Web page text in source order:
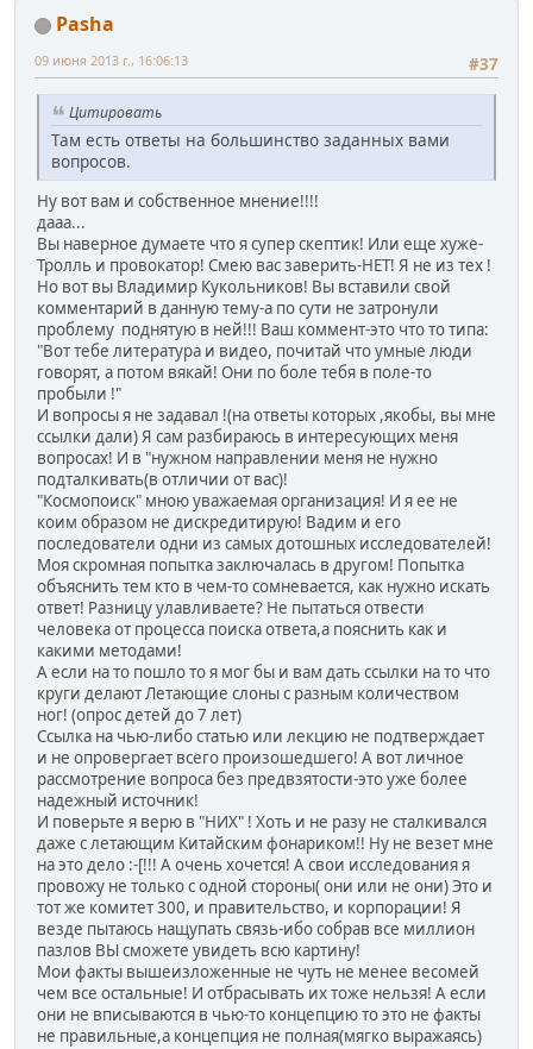
Pasha
#37
09 июня 2013 г., 16:06:13
Цитировать
Там есть ответы на большинство заданных вами
вопросов.
Ну вот вам и собственное мнение!!!!
дааа...
Вы наверное думаете что я супер скептик! Или еще хуже-
Тролль и провокатор! Смею вас заверить-НЕТ! Я не из тех !
Но вот вы Владимир Кукольников! Вы вставили свой
комментарий в данную тему-а по сути не затронули
проблему поднятую в ней!!! Ваш коммент-это что то типа:
"Вот тебе литература и видео, почитай что умные люди
говорят, а потом вякай! Они по боле тебя в поле-то
пробыли !"
И вопросы я не задавал !(на ответы которых ,якобы, вы мне
ссылки дали) Я сам разбираюсь в интересующих меня
вопросах! И в "нужном направлении меня не нужно
подталкивать(в отличии от вас)!
"Космопоиск" мною уважаемая организация! И я ее не
коим образом не дискредитирую! Вадим и его
последователи одни из самых дотошных исследователей!
Моя скромная попытка заключалась в другом! Попытка
объяснить тем кто в чем-то сомневается, как нужно искать
ответ! Разницу улавливаете? Не пытаться отвести
человека от процесса поиска ответа,а пояснить как и
какими методами!
А если на то пошло то я мог бы и вам дать ссылки на то что
круги делают Летающие слоны с разным количеством
ног! (опрос детей до 7 лет)
Ссылка на чью-либо статью или лекцию не подтверждает
и не опровергает всего произошедшего! А вот личное
рассмотрение вопроса без предвзятости-это уже более
надежный источник!
И поверьте я верю в "НИХ" ! Хоть и не разу не сталкивался
даже с летающим Китайским фонариком!! Ну не везет мне
на это дело :-[!!! А очень хочется! А свои исследования я
провожу не только с одной стороны( они или не они) Это и
тот же комитет 300, и правительство, и корпорации! Я
везде пытаюсь нащупать связь-ибо собрав все миллион
пазлов ВЫ сможете увидеть всю картину!
Мои факты вышеизложенные не чуть не менее весомей
чем все остальные! И отбрасывать их тоже нельзя! А если
они не вписываются в чью-то концепцию то это не факты
не правильные,а концепция не полная(мягко выражаясь)